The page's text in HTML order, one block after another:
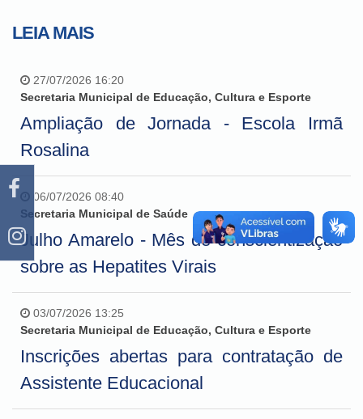
LEIA MAIS
27/07/2026 16:20
Secretaria Municipal de Educação, Cultura e Esporte
Ampliação de Jornada - Escola Irmã
Rosalina
06/07/2026 08:40
Secretaria Municipal de Saúde
Julho Amarelo - Mês de conscientização
sobre as Hepatites Virais
03/07/2026 13:25
Secretaria Municipal de Educação, Cultura e Esporte
Inscrições abertas para contratação de
Assistente Educacional